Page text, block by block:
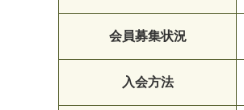
会員募集状況
入会方法